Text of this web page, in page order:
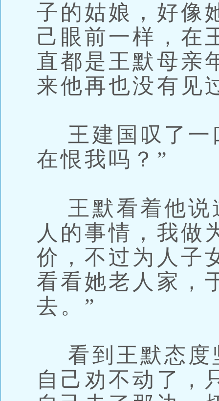
子的姑娘，好像
己眼前一样，在
直都是王默母亲
来他再也没有见
王建国叹了一
在恨我吗？”
王默看着他说
人的事情，我做
价，不过为人子
看看她老人家，
去。”
看到王默态度
自己劝不动了，